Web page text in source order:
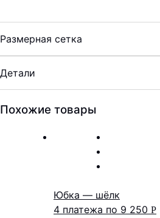
Размерная сетка
Детали
Похожие товары
Юбка — шёлк
4 платежа по 9 250 Р